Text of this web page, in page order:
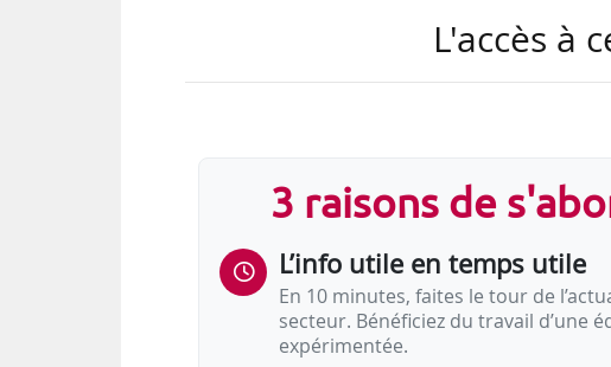
3,9 milliards d’euros d’économies sur
• Désendetter le régime et prévenir un
• Financer les mesures inscrites dans la
L'accès à
3 raisons de
L’info utile en temps utile
En 10 minutes, faites le tour de
secteur. Bénéficiez du travail d’une
expérimentée.